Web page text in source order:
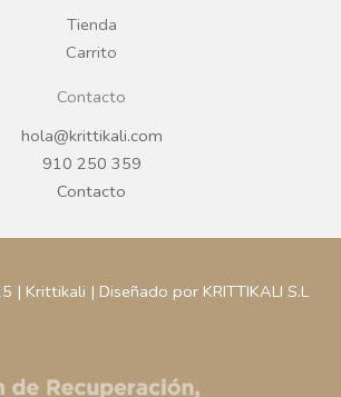
Tienda
Carrito
Contacto
hola@krittikali.com
910 250 359
Contacto
| Krittikali | Diseñado por KRITTIKALI S.L